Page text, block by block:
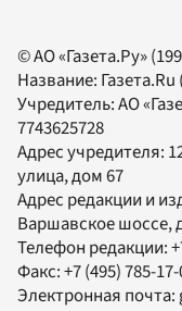
© АО «Газета.Ру»
Название: Газета.Ru
Учредитель:АО
7743625728
Адрес учредителя:
улица, дом 67
Адрес редакции и
Варшавское шоссе,
Телефон редакции:
Факс:+7 (495) 785-
Электронная почта: